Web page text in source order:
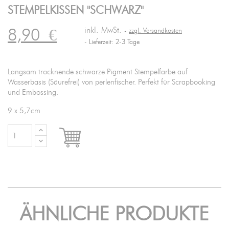
STEMPELKISSEN "SCHWARZ"
8,90€ inkl. MwSt.
zzgl. Versandkosten
Lieferzeit: 2-3 Tage
Langsam trocknende schwarze Pigment Stempelfarbe auf
Wasserbasis (Säurefrei) von perlenfischer. Perfekt für Scrapbooking
und Embossing.
9 x 5,7cm

ÄHNLICHE PRODUKTE